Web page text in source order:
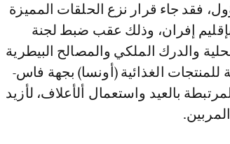
إفران، وذلك عقب ضبط لجنة
والدرك الملكي والمصالح البيطرية
للمنتجات الغذائية (أونسا) بجهة فاس-
بالعيد واستعمال ألأعلاف، لأزيد